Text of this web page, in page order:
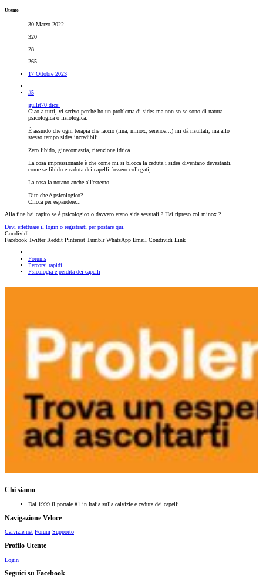
Utente
30 Marzo 2022
320
28
265
17 Ottobre 2023
#5
gullit70 dice:
Ciao a tutti, vi scrivo perché ho un problema di sides ma non so se sono di natura
psicologica o fisiologica.
È assurdo che ogni terapia che faccio (fina, minox, serenoa...) mi dà risultati, ma allo
stesso tempo sides incredibili.
Zero libido, ginecomastia, ritenzione idrica.
La cosa impressionante è che come mi si blocca la caduta i sides diventano devastanti,
come se libido e caduta dei capelli fossero collegati,
La cosa la notano anche all'esterno.
Dite che è psicologico?
Clicca per espandere...
Alla fine hai capito se è psicologico o davvero erano side sessuali ? Hai ripreso col minox ?
Devi effettuare il login o registrarti per postare qui.
Condividi:
Facebook Twitter Reddit Pinterest Tumblr WhatsApp Email Condividi Link
Forums
Percorsi rapidi
Psicologia e perdita dei capelli
Chi siamo
Dal 1999 il portale #1 in Italia sulla calvizie e caduta dei capelli
Navigazione Veloce
Calvizie.net Forum Supporto
Profilo Utente
Login
Seguici su Facebook